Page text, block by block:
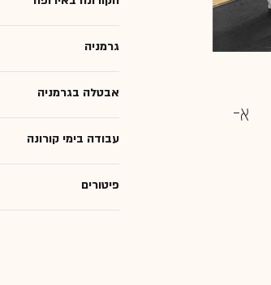
גרמניה
אבטלה בגרמניה
עבודה בימי קורונה
פיטורים